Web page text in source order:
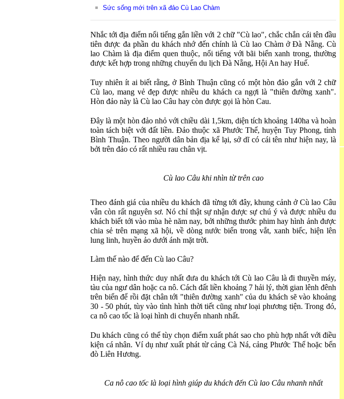
Sức sống mới trên xã đảo Cù Lao Chàm
Nhắc tới địa điểm nổi tiếng gắn liền với 2 chữ "Cù lao", chắc chắn cái tên đầu
tiên được đa phần du khách nhớ đến chính là Cù lao Chàm ở Đà Nẵng. Cù
lao Chàm là địa điểm quen thuộc, nổi tiếng với bãi biển xanh trong, thường
được kết hợp trong những chuyến du lịch Đà Nẵng, Hội An hay Huế.
Tuy nhiên ít ai biết rằng, ở Bình Thuận cũng có một hòn đảo gắn với 2 chữ
Cù lao, mang vẻ đẹp được nhiều du khách ca ngợi là "thiên đường xanh".
Hòn đảo này là Cù lao Câu hay còn được gọi là hòn Cau.
Đây là một hòn đảo nhỏ với chiều dài 1,5km, diện tích khoảng 140ha và hoàn
toàn tách biệt với đất liền. Đảo thuộc xã Phước Thể, huyện Tuy Phong, tỉnh
Bình Thuận. Theo người dân bản địa kể lại, sở dĩ có cái tên như hiện nay, là
bởi trên đảo có rất nhiều rau chân vịt.
Cù lao Câu khi nhìn từ trên cao
Theo đánh giá của nhiều du khách đã từng tới đây, khung cảnh ở Cù lao Câu
vẫn còn rất nguyên sơ. Nó chỉ thật sự nhận được sự chú ý và được nhiều du
khách biết tới vào mùa hè năm nay, bởi những thước phim hay hình ảnh được
chia sẻ trên mạng xã hội, về dòng nước biển trong vắt, xanh biếc, hiện lên
lung linh, huyền ảo dưới ánh mặt trời.
Làm thế nào để đến Cù lao Câu?
Hiện nay, hình thức duy nhất đưa du khách tới Cù lao Câu là đi thuyền máy,
tàu của ngư dân hoặc ca nô. Cách đất liền khoảng 7 hải lý, thời gian lênh đênh
trên biển để rồi đặt chân tới "thiên đường xanh" của du khách sẽ vào khoảng
30 - 50 phút, tùy vào tình hình thời tiết cũng như loại phương tiện. Trong đó,
ca nô cao tốc là loại hình di chuyển nhanh nhất.
Du khách cũng có thể tùy chọn điểm xuất phát sao cho phù hợp nhất với điều
kiện cá nhân. Ví dụ như xuất phát từ cảng Cà Ná, cảng Phước Thể hoặc bến
đò Liên Hương.
Ca nô cao tốc là loại hình giúp du khách đến Cù lao Câu nhanh nhất